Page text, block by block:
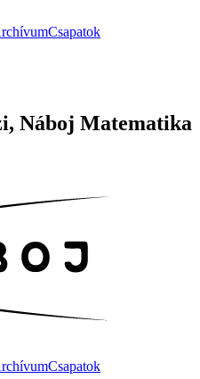
Csapatok
Náboj Matematika
Csapatok